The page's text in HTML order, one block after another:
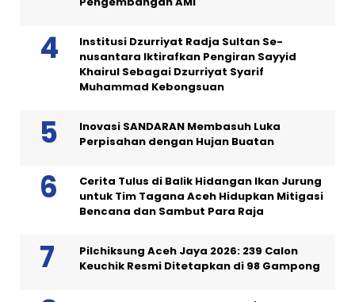
Institusi Dzurriyat Radja Sultan Se-
nusantara Iktirafkan Pengiran Sayyid
Khairul Sebagai Dzurriyat Syarif
Muhammad Kebongsuan
Inovasi SANDARAN Membasuh Luka
Perpisahan dengan Hujan Buatan
Cerita Tulus di Balik Hidangan Ikan Jurung
untuk Tim Tagana Aceh Hidupkan Mitigasi
Bencana dan Sambut Para Raja
Pilchiksung Aceh Jaya 2026: 239 Calon
Keuchik Resmi Ditetapkan di 98 Gampong